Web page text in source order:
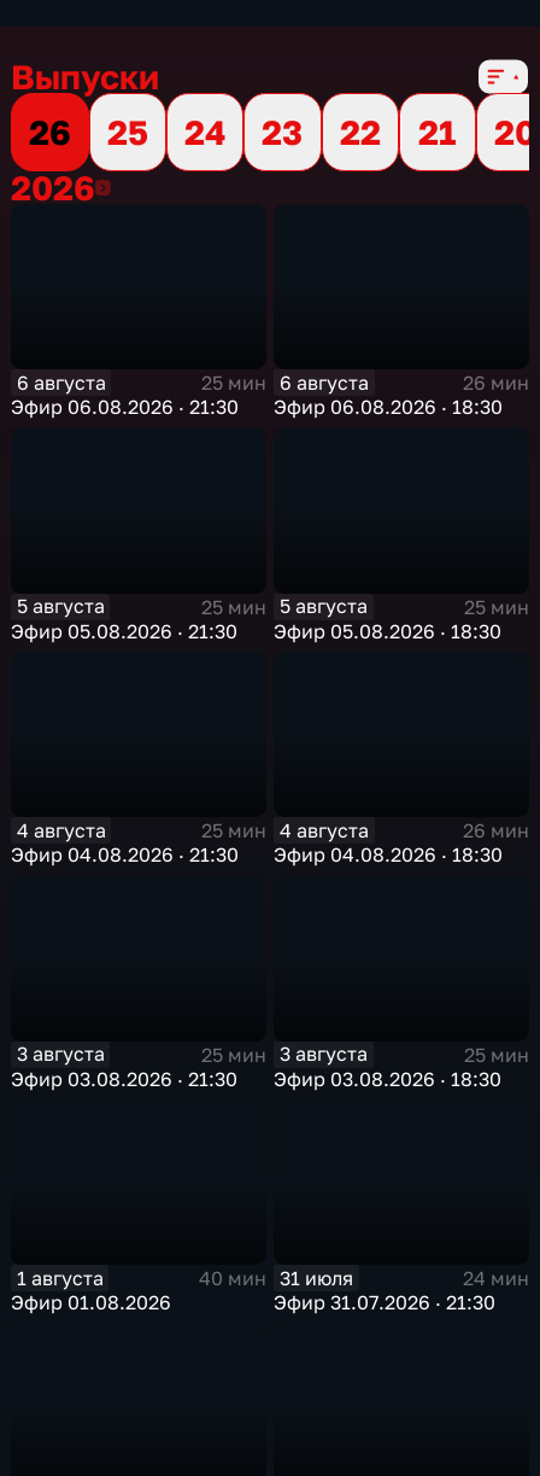
Выпуски
26
25 24 23 22 21
20
20262026
6 августа
25 мин
Эфир 06.08.2026 · 21:30
6 августа
26 мин
Эфир 06.08.2026 · 18:30
5 августа
25 мин
Эфир 05.08.2026 · 21:30
5 августа
25 мин
Эфир 05.08.2026 · 18:30
4 августа
25 мин
Эфир 04.08.2026 · 21:30
4 августа
26 мин
Эфир 04.08.2026 · 18:30
3 августа
25 мин
Эфир 03.08.2026 · 21:30
3 августа
25 мин
Эфир 03.08.2026 · 18:30
1 августа
40 мин
Эфир 01.08.2026
31 июля
24 мин
Эфир 31.07.2026 · 21:30